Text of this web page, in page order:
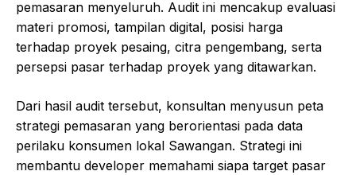
pemasaran menyeluruh. Audit ini mencakup evaluasi
materi promosi, tampilan digital, posisi harga
terhadap proyek pesaing, citra pengembang, serta
persepsi pasar terhadap proyek yang ditawarkan.
Dari hasil audit tersebut, konsultan menyusun peta
strategi pemasaran yang berorientasi pada data
perilaku konsumen lokal Sawangan. Strategi ini
membantu developer memahami siapa target pasar